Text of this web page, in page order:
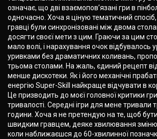
означає, що дві взаємопов’язані гри в
одночасно. Хоча я ціную тематичний
гравці були синхронізовані між двома
досягти своєї мети з цим. Граючи за цим
мало волі, і нарахування очок відбувалось
уривками без драматичних коливань,
трьома столами. На жаль, єдиний рецепт
менше дискотеки. Як і його механічні
енергію Super-Skill найкраще відчувати в
Це призводить до моєї головної критики
тривалості. Середні ігри для мене тривали
години. Хоча я не претендую на те, щоб
швидким гравцем, деяке хвилювання
коли наближаєшся до 60-хвилинної